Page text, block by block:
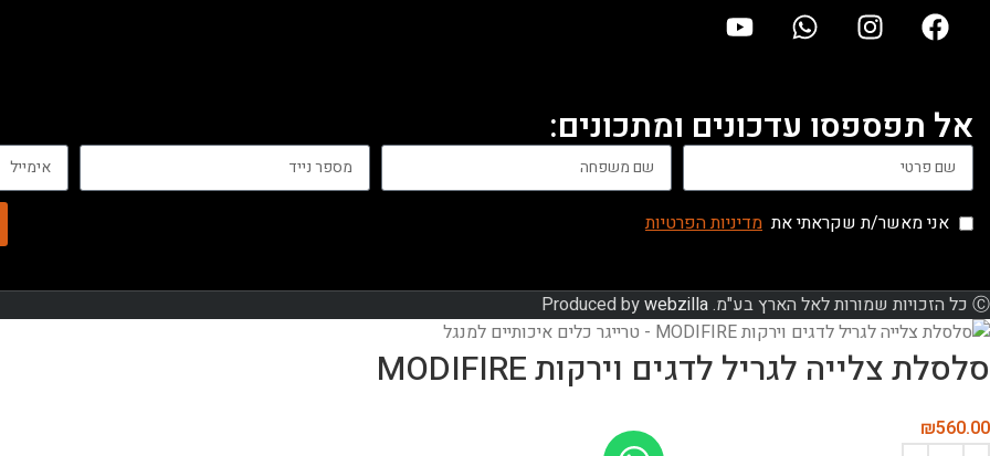
אל תפספסו עדכונים ומתכונים:
אני מאשר/ת שקראתי את מדיניות הפרטיות
Ⓒ כל הזכויות שמורות לאל הארץ בע"מ. Produced by webzilla
סלסלת צלייה לגריל לדגים וירקות MODIFIRE
₪560.00